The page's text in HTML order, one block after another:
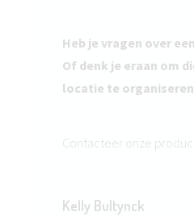
Heb je vragen over
Of denk je eraan om
locatie te
Contacteer onze
Kelly Bultynck